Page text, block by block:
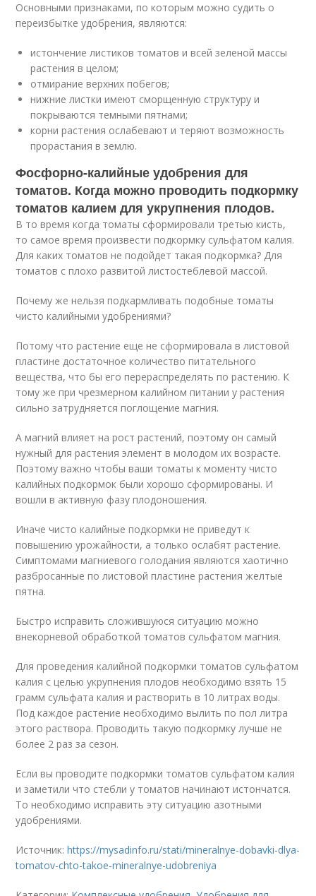
Основными признаками, по которым можно судить о
переизбытке удобрения, являются:
истончение листиков томатов и всей зеленой массы
растения в целом;
отмирание верхних побегов;
нижние листки имеют сморщенную структуру и
покрываются темными пятнами;
корни растения ослабевают и теряют возможность
прорастания в землю.
Фосфорно-калийные удобрения для
томатов. Когда можно проводить подкормку
томатов калием для укрупнения плодов.
В то время когда томаты сформировали третью кисть,
то самое время произвести подкормку сульфатом калия.
Для каких томатов не подойдет такая подкормка? Для
томатов с плохо развитой листостеблевой массой.
Почему же нельзя подкармливать подобные томаты
чисто калийными удобрениями?
Потому что растение еще не сформировала в листовой
пластине достаточное количество питательного
вещества, что бы его перераспределять по растению. К
тому же при чрезмерном калийном питании у растения
сильно затрудняется поглощение магния.
А магний влияет на рост растений, поэтому он самый
нужный для растения элемент в молодом их возрасте.
Поэтому важно чтобы ваши томаты к моменту чисто
калийных подкормок были хорошо сформированы. И
вошли в активную фазу плодоношения.
Иначе чисто калийные подкормки не приведут к
повышению урожайности, а только ослабят растение.
Симптомами магниевого голодания являются хаотично
разбросанные по листовой пластине растения желтые
пятна.
Быстро исправить сложившуюся ситуацию можно
внекорневой обработкой томатов сульфатом магния.
Для проведения калийной подкормки томатов сульфатом
калия с целью укрупнения плодов необходимо взять 15
грамм сульфата калия и растворить в 10 литрах воды.
Под каждое растение необходимо вылить по пол литра
этого раствора. Проводить такую подкормку лучше не
более 2 раз за сезон.
Если вы проводите подкормки томатов сульфатом калия
и заметили что стебли у томатов начинают истончатся.
То необходимо исправить эту ситуацию азотными
удобрениями.
Источник:https://mysadinfo.ru/stati/mineralnye-dobavki-dlya-
tomatov-chto-takoe-mineralnye-udobreniya